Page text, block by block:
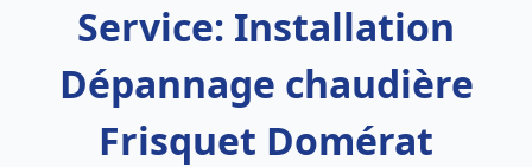
Service: Installation
Dépannage chaudière
Frisquet Domérat